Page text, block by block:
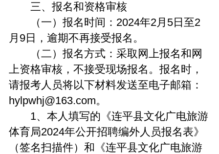
三、报名和资格审核
（一）报名时间：2024年2月5日至2
月9日，逾期不再接受报名。
（二）报名方式：采取网上报名和网
上资格审核，不接受现场报名。报名时，
请报考人员将以下材料发送至电子邮箱：
hylpwhj@163.com。
1、本人填写的《连平县文化广电旅游
体育局2024年公开招聘编外人员报名表》
（签名扫描件）和《连平县文化广电旅游